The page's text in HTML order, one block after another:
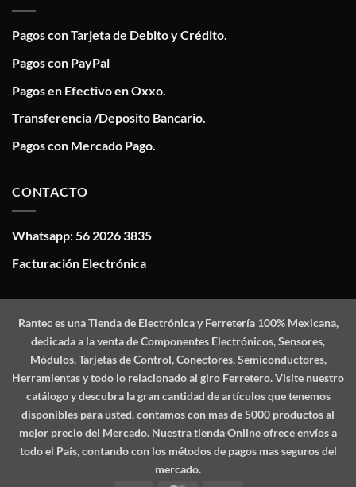
Pagos con Tarjeta de Debito y Crédito.
Pagos con PayPal
Pagos en Efectivo en Oxxo.
Transferencia /Deposito Bancario.
Pagos con Mercado Pago.
CONTACTO
Whatsapp: 56 2026 3835
Facturación Electrónica
Ranteces una Tienda de Electrónica y Ferretería 100% Mexicana,
dedicada a la venta de Componentes Electrónicos, Sensores,
Módulos, Tarjetas de Control, Conectores, Semiconductores,
Herramientas y todo lo relacionado al giro Ferretero. Visite nuestro
catálogo y descubra la gran cantidad de artículos que tenemos
disponibles para usted, contamos con mas de 5000 productos al
mejor precio del Mercado. Nuestra tienda Online ofrece envíos a
todo el País, contando con los métodos de pagos mas seguros del
mercado.